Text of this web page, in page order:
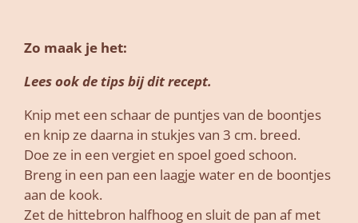
Zo maak je het:
Lees ook de tips bij dit recept.
Knip met een schaar de puntjes van de boontjes
en knip ze daarna in stukjes van 3 cm. breed.
Doe ze in een vergiet en spoel goed schoon.
Breng in een pan een laagje water en de boontjes
aan de kook.
Zet de hittebron halfhoog en sluit de pan af met